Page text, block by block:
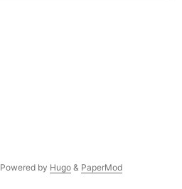
Powered by Hugo & PaperMod